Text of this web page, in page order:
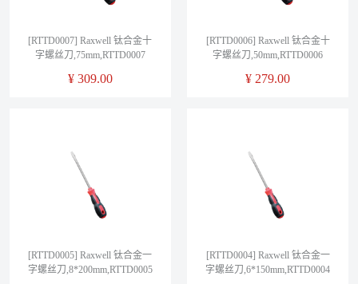
[RTTD0007] Raxwell 钛合金十
字螺丝刀,75mm,RTTD0007
¥ 309.00
[RTTD0006] Raxwell 钛合金十
字螺丝刀,50mm,RTTD0006
¥ 279.00
[RTTD0005] Raxwell 钛合金一
字螺丝刀,8*200mm,RTTD0005
[RTTD0004] Raxwell 钛合金一
字螺丝刀,6*150mm,RTTD0004